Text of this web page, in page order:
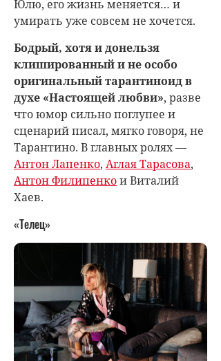
Юлю, его жизнь меняется… и
умирать уже совсем не хочется.
Бодрый, хотя и донельзя
клишированный и не особо
оригинальный тарантиноид в
духе «Настоящей любви», разве
что юмор сильно поглупее и
сценарий писал, мягко говоря, не
Тарантино. В главных ролях —
Антон Лапенко, Аглая Тарасова,
Антон Филипенкои Виталий
Хаев.
«Телец»